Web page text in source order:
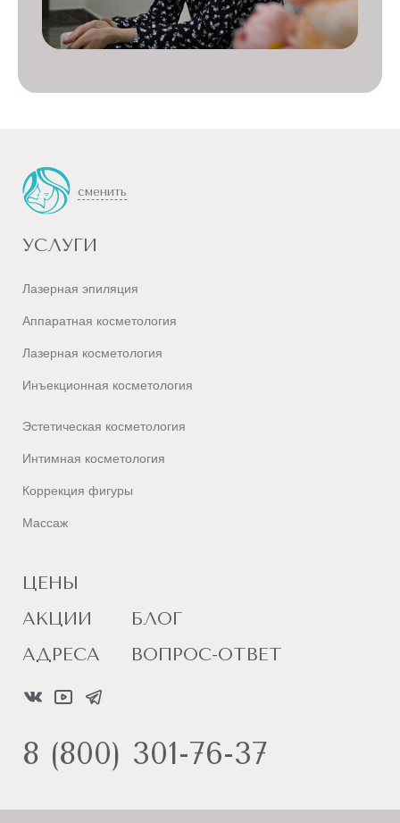
сменить
УСЛУГИ
Лазерная эпиляция
Аппаратная косметология
Лазерная косметология
Инъекционная косметология
Эстетическая косметология
Интимная косметология
Коррекция фигуры
Массаж
ЦЕНЫ
АКЦИИ
АДРЕСА
БЛОГ
ВОПРОС-ОТВЕТ
8 (800) 301-76-37